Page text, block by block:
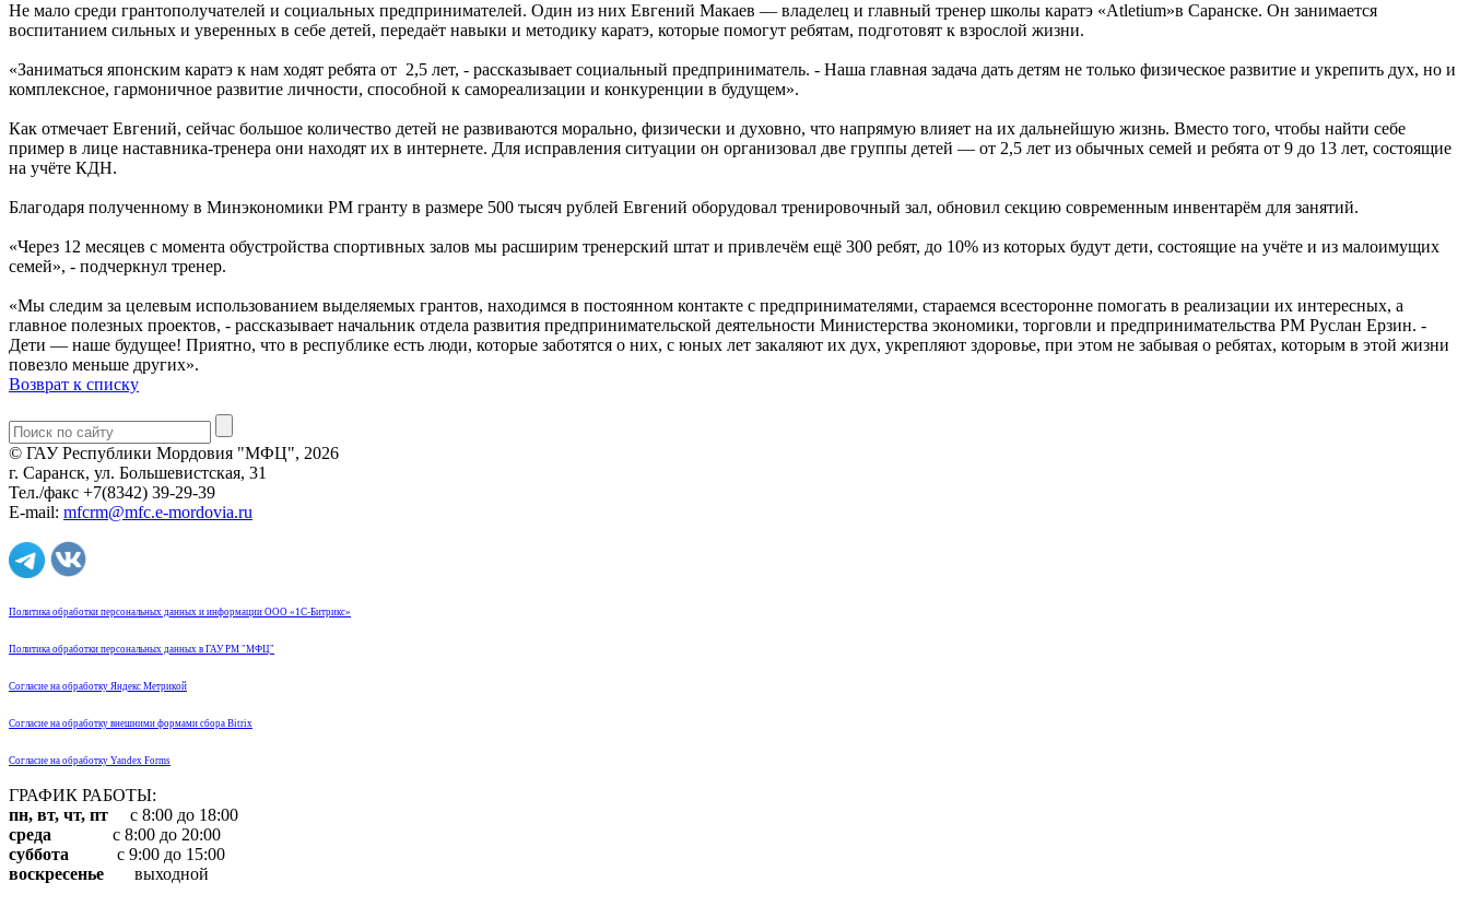
Не мало среди грантополучателей и социальных предпринимателей. Один из них Евгений Макаев — владелец и главный тренер школы каратэ «Atletium»в Саранске. Он занимается
воспитанием сильных и уверенных в себе детей, передаёт навыки и методику каратэ, которые помогут ребятам, подготовят к взрослой жизни.
«Заниматься японским каратэ к нам ходят ребята от 2,5 лет, - рассказывает социальный предприниматель. - Наша главная задача дать детям не только физическое развитие и укрепить дух, но и
комплексное, гармоничное развитие личности, способной к самореализации и конкуренции в будущем».
Как отмечает Евгений, сейчас большое количество детей не развиваются морально, физически и духовно, что напрямую влияет на их дальнейшую жизнь. Вместо того, чтобы найти себе
пример в лице наставника-тренера они находят их в интернете. Для исправления ситуации он организовал две группы детей — от 2,5 лет из обычных семей и ребята от 9 до 13 лет, состоящие
на учёте КДН.
Благодаря полученному в Минэкономики РМ гранту в размере 500 тысяч рублей Евгений оборудовал тренировочный зал, обновил секцию современным инвентарём для занятий.
«Через 12 месяцев с момента обустройства спортивных залов мы расширим тренерский штат и привлечём ещё 300 ребят, до 10% из которых будут дети, состоящие на учёте и из малоимущих
семей», - подчеркнул тренер.
«Мы следим за целевым использованием выделяемых грантов, находимся в постоянном контакте с предпринимателями, стараемся всесторонне помогать в реализации их интересных, а
главное полезных проектов, - рассказывает начальник отдела развития предпринимательской деятельности Министерства экономики, торговли и предпринимательства РМ Руслан Ерзин. -
Дети — наше будущее! Приятно, что в республике есть люди, которые заботятся о них, с юных лет закаляют их дух, укрепляют здоровье, при этом не забывая о ребятах, которым в этой жизни
повезло меньше других».
Возврат к списку
© ГАУ Республики Мордовия "МФЦ", 2026
г. Саранск, ул. Большевистская, 31
Тел./факс +7(8342) 39-29-39
E-mail: mfcrm@mfc.e-mordovia.ru
Политика обработки персональных данных и информации ООО «1С-Битрикс»
Политика обработки персональных данных в ГАУ РМ "МФЦ"
Согласие на обработку Яндекс Метрикой
Согласие на обработку внешними формами сбора Bitrix
Согласие на обработку Yandex Forms
ГРАФИК РАБОТЫ:
пн, вт, чт, пт с 8:00 до 18:00
среда с 8:00 до 20:00
суббота с 9:00 до 15:00
воскресенье выходной